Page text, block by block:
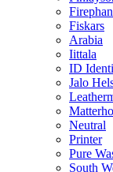
Fiskars
Arabia
Iittala
ID
Jalo
Neutral
Printer
Pure
South